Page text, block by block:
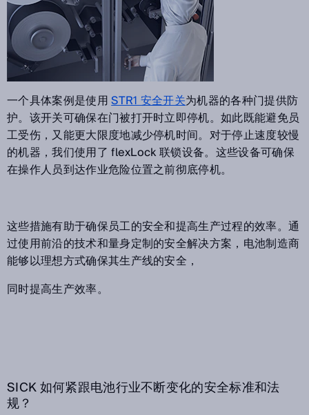
一个具体案例是使用STR1 安全开关为机器的各种门提供防
护。该开关可确保在门被打开时立即停机。如此既能避免员
工受伤，又能更大限度地减少停机时间。对于停止速度较慢
的机器，我们使用了 flexLock 联锁设备。这些设备可确保
在操作人员到达作业危险位置之前彻底停机。
这些措施有助于确保员工的安全和提高生产过程的效率。通
过使用前沿的技术和量身定制的安全解决方案，电池制造商
能够以理想方式确保其生产线的安全，
同时提高生产效率。
SICK 如何紧跟电池行业不断变化的安全标准和法
规？